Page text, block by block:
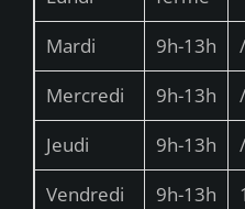
Mardi
9h-13h
/
Mercredi
9h-13h
/
Jeudi
9h-13h
/
Vendredi
9h-13h